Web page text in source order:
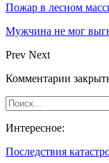
Пожар в лесном
Мужчина не мог
Prev Next
Комментарии
Интересное:
Последствия